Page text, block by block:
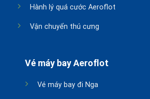
Hành lý quá cước Aeroflot
Vận chuyển thú cưng
Vé máy bay Aeroflot
Vé máy bay đi Nga